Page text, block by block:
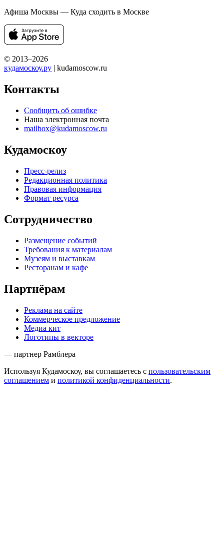
Афиша Москвы — Куда сходить в Москве
© 2013–2026
кудамоскоу.ру | kudamoscow.ru
Контакты
Сообщить об ошибке
Наша электронная почта
mailbox@kudamoscow.ru
Кудамоскоу
Пресс-релиз
Редакционная политика
Правовая информация
Формат ресурса
Сотрудничество
Размещение событий
Требования к материалам
Музеям и выставкам
Ресторанам и кафе
Партнёрам
Реклама на сайте
Коммерческое предложение
Медиа кит
Логотипы в векторе
— партнер Рамблера
Используя Кудамоскоу, вы соглашаетесь с пользовательским
соглашением и политикой конфиденциальности.